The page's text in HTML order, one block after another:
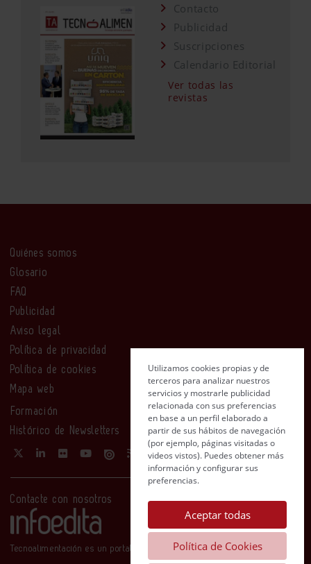
Contacto
Publicidad
Suscripciones
Calendario Editorial
Ver todas las
revistas
Quiénes somos
Glosario
FAQ
Publicidad
Aviso legal
Política de privacidad
Política de cookies
Mapa web
Formación
Histórico de Newsletters
Contacte con nosotros
Tecnoalimentación es un portal de Infoedita
Utilizamos cookies propias y de
terceros para analizar nuestros
servicios y mostrarle publicidad
relacionada con sus preferencias
en base a un perfil elaborado a
partir de sus hábitos de navegación
(por ejemplo, páginas visitadas o
videos vistos). Puedes obtener más
información y configurar sus
preferencias.
Aceptar todas
Política de Cookies